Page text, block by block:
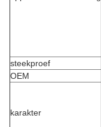
steekproef
OEM
karakter